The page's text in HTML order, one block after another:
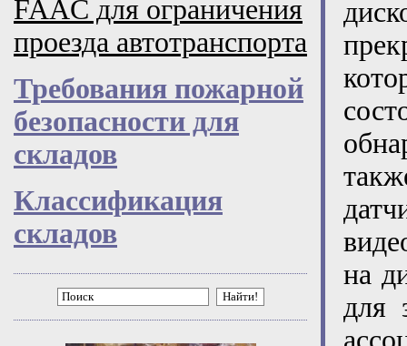
FAAC для ограничения
проезда автотранспорта
Требования пожарной
безопасности для
складов
Классификация
складов
Найти!
на
для